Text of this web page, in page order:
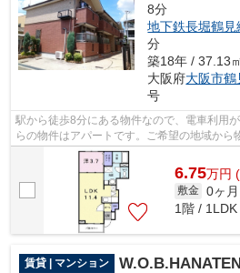
8分
地下鉄長堀鶴見
分
築18年 / 37.13
大阪府大阪市鶴
号
駅から徒歩8分にある物件なので、電車利用
らの物件はアパートです。ご希望の地域から
は、お気軽に当社スタッフまでお問い合...
6.75万円
敷金 0ヶ月
1階 /
賃貸 | マンション